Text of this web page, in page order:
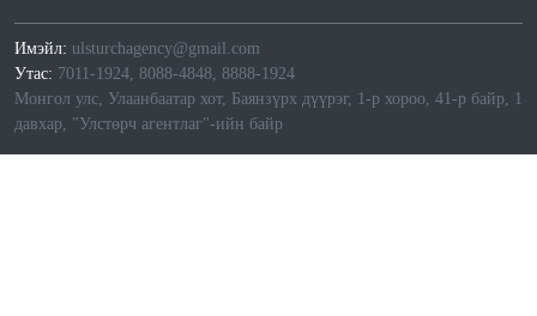
Имэйл: ulsturchagency@gmail.com
Утас: 7011-1924, 8088-4848, 8888-1924
Монгол улс, Улаанбаатар хот, Баянзүрх дүүрэг, 1-р хороо, 41-р байр, 1
давхар, "Улстөрч агентлаг"-ийн байр